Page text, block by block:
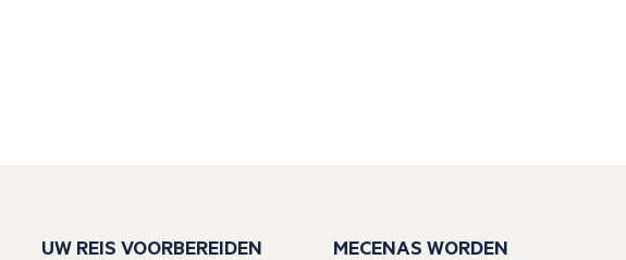
UW REIS VOORBEREIDEN MECENAS WORDEN